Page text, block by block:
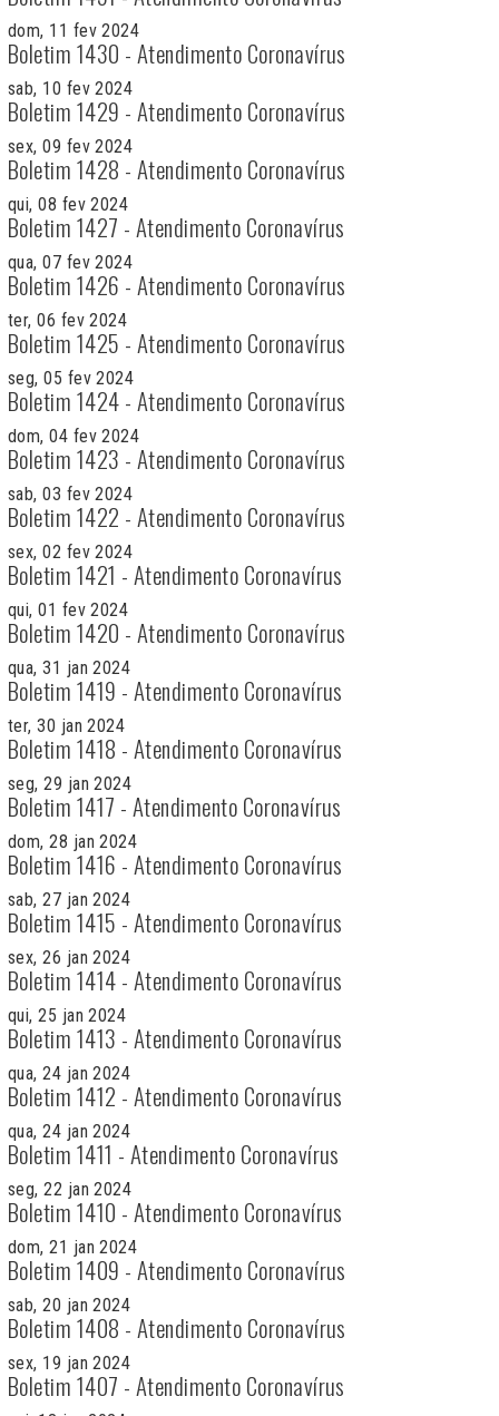
dom, 11 fev 2024
Boletim 1430 - Atendimento Coronavírus
sab, 10 fev 2024
Boletim 1429 - Atendimento Coronavírus
sex, 09 fev 2024
Boletim 1428 - Atendimento Coronavírus
qui, 08 fev 2024
Boletim 1427 - Atendimento Coronavírus
qua, 07 fev 2024
Boletim 1426 - Atendimento Coronavírus
ter, 06 fev 2024
Boletim 1425 - Atendimento Coronavírus
seg, 05 fev 2024
Boletim 1424 - Atendimento Coronavírus
dom, 04 fev 2024
Boletim 1423 - Atendimento Coronavírus
sab, 03 fev 2024
Boletim 1422 - Atendimento Coronavírus
sex, 02 fev 2024
Boletim 1421 - Atendimento Coronavírus
qui, 01 fev 2024
Boletim 1420 - Atendimento Coronavírus
qua, 31 jan 2024
Boletim 1419 - Atendimento Coronavírus
ter, 30 jan 2024
Boletim 1418 - Atendimento Coronavírus
seg, 29 jan 2024
Boletim 1417 - Atendimento Coronavírus
dom, 28 jan 2024
Boletim 1416 - Atendimento Coronavírus
sab, 27 jan 2024
Boletim 1415 - Atendimento Coronavírus
sex, 26 jan 2024
Boletim 1414 - Atendimento Coronavírus
qui, 25 jan 2024
Boletim 1413 - Atendimento Coronavírus
qua, 24 jan 2024
Boletim 1412 - Atendimento Coronavírus
qua, 24 jan 2024
Boletim 1411 - Atendimento Coronavírus
seg, 22 jan 2024
Boletim 1410 - Atendimento Coronavírus
dom, 21 jan 2024
Boletim 1409 - Atendimento Coronavírus
sab, 20 jan 2024
Boletim 1408 - Atendimento Coronavírus
sex, 19 jan 2024
Boletim 1407 - Atendimento Coronavírus